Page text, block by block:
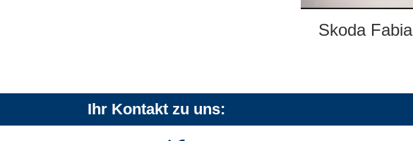
Skoda Fabia
Ihr Kontakt zu uns: